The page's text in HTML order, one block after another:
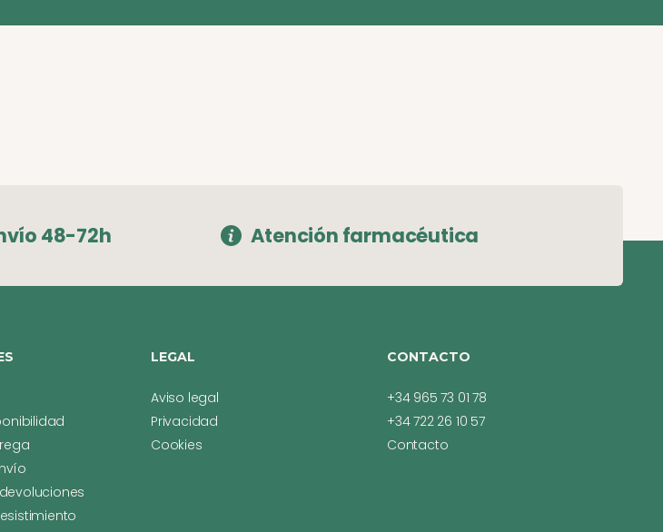
48-72h Atención farmacéutica
LEGAL
Aviso legal
Privacidad
Cookies
CONTACTO
+34 965 73 01 78
+34 722 26 10 57
Contacto